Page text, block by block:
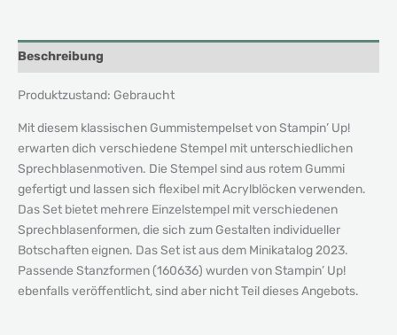
Beschreibung
Produktzustand: Gebraucht
Mit diesem klassischen Gummistempelset von Stampin’ Up!
erwarten dich verschiedene Stempel mit unterschiedlichen
Sprechblasenmotiven. Die Stempel sind aus rotem Gummi
gefertigt und lassen sich flexibel mit Acrylblöcken verwenden.
Das Set bietet mehrere Einzelstempel mit verschiedenen
Sprechblasenformen, die sich zum Gestalten individueller
Botschaften eignen. Das Set ist aus dem Minikatalog 2023.
Passende Stanzformen (160636) wurden von Stampin’ Up!
ebenfalls veröffentlicht, sind aber nicht Teil dieses Angebots.